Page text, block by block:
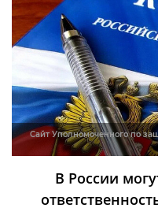
Сайт Уполномоченного по
В России